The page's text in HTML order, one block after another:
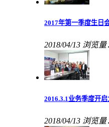
2017年第一季度生日
2018/04/13 浏览量
2016.3.1业务季度开
2018/04/13 浏览量